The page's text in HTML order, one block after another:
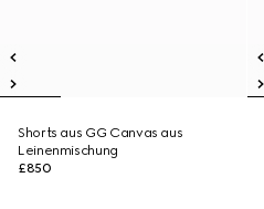
Shorts aus GG Canvas aus
Leinenmischung
£850